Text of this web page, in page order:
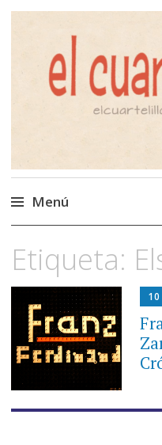
El
Menú
al
contenido
Etiqueta:
10